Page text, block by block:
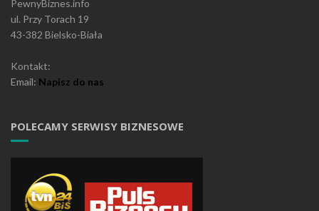
PewnyBiznes.info
ul. Przy Torach 19
43-382 Bielsko-Biała
Kontakt:
Email: Napisz do nas
POLECAMY SERWISY BIZNESOWE